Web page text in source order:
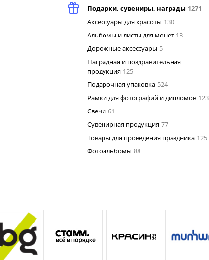
Подарки, сувениры, награды 1271
Аксессуары для красоты 130
Альбомы и листы для монет 13
Дорожные аксессуары 5
Наградная и поздравительная
продукция 125
Подарочная упаковка 524
Рамки для фотографий и дипломов 123
Свечи 61
Сувенирная продукция 77
Товары для проведения праздника 125
Фотоальбомы 88